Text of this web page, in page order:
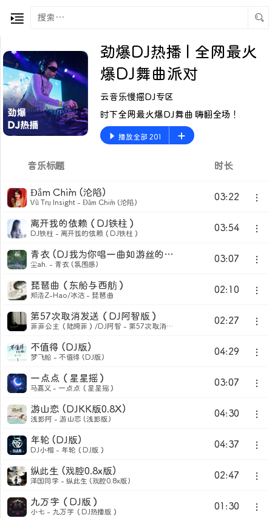
劲爆DJ热播 | 全网最火
爆DJ舞曲派对
云音乐慢摇DJ专区
时下全网最火爆DJ舞曲 嗨翻全场！
播放全部 201
时长
音乐标题
03:22
Đắm Chìm (沦陷)
Vũ Trụ Insight - Đắm Chìm (沦陷)
03:54
离开我的依赖（DJ铁柱）
DJ铁柱 - 离开我的依赖（DJ铁柱）
03:07
青衣 (DJ我为你唱一曲如游丝的气息)
尘ah. - 青衣 (氛围感)
02:10
琵琶曲（东船与西舫）
郑浩Z-Hao/冰洁 - 琵琶曲
02:27
第57次取消发送（DJ阿智版）
菲菲公主（陆绮菲）/DJ阿智 - 第57次取消发送（DJ阿智版）
04:29
不值得 (DJ版)
梦飞船 - 不值得 (DJ版)
03:07
一点点（星星摇）
马嘉义 - 一点点（星星摇）
04:30
游山恋 (DJKK版0.8X)
浅影阿 - 游山恋 (浅影版)
04:37
年轮 (DJ版)
DJ小楷 - 年轮（DJ版）
02:47
纵此生 (戏腔0.8x版)
泽国同学 - 纵此生 (戏腔0.8x版)
01:30
九万字（DJ版）
小七 - 九万字（DJ热播版）